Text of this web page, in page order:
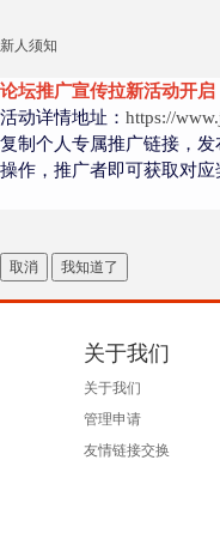
新人须知
论坛推广宣传拉新活动开启
活动详情地址： https://
复制个人专属推广链接，
操作，推广者即可获取对应
取消 我知道了
关于我们
关于我们
管理申请
友情链接交换